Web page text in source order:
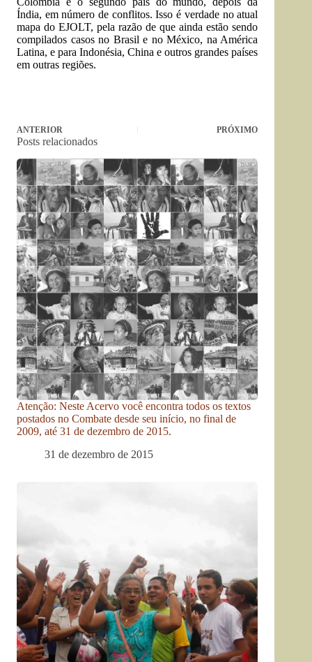
Índia, em número de conflitos. Isso é verdade no atual
mapa do EJOLT, pela razão de que ainda estão sendo
compilados casos no Brasil e no México, na América
Latina, e para Indonésia, China e outros grandes países
em outras regiões.
ANTERIOR PRÓXIMO
Posts relacionados
Atenção: Neste Acervo você encontra todos os textos
postados no Combate desde seu início, no final de
2009, até 31 de dezembro de 2015.
31 de dezembro de 2015